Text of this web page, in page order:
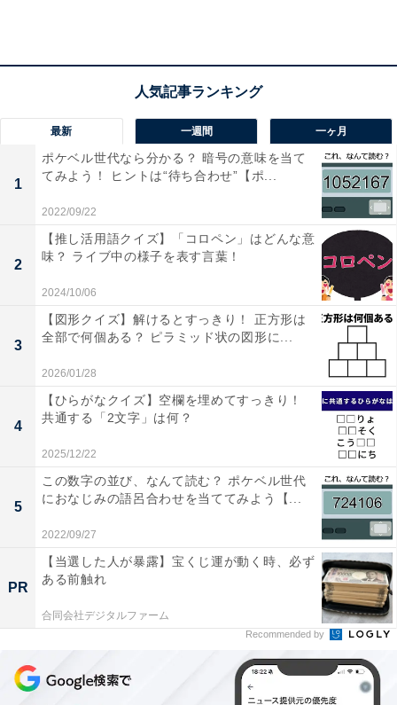
難易度高めの「ポケベル暗号」、解読できる？ ヒント
は“遊びの定番スポーツ”【ポケベル暗号クイズ】
・
最新 一週間 一ヶ月
1
ポケベル世代なら分かる？ 暗号の意味を当て
てみよう！ ヒントは“待ち合わせ”【ポ...
2022/09/22
2
【推し活用語クイズ】「コロペン」はどんな意
味？ ライブ中の様子を表す言葉！
2024/10/06
3
【図形クイズ】解けるとすっきり！ 正方形は
全部で何個ある？ ピラミッド状の図形に...
2026/01/28
4
【ひらがなクイズ】空欄を埋めてすっきり！
共通する「2文字」は何？
2025/12/22
5
この数字の並び、なんて読む？ ポケベル世代
におなじみの語呂合わせを当ててみよう【...
2022/09/27
PR
【当選した人が暴露】宝くじ運が動く時、必ず
ある前触れ
合同会社デジタルファーム
Recommended by